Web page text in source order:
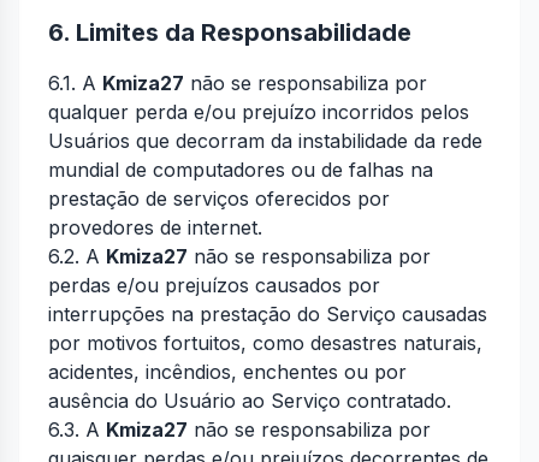
6. Limites da Responsabilidade
6.1. A Kmiza27 não se responsabiliza por
qualquer perda e/ou prejuízo incorridos pelos
Usuários que decorram da instabilidade da rede
mundial de computadores ou de falhas na
prestação de serviços oferecidos por
provedores de internet.
6.2. A Kmiza27 não se responsabiliza por
perdas e/ou prejuízos causados por
interrupções na prestação do Serviço causadas
por motivos fortuitos, como desastres naturais,
acidentes, incêndios, enchentes ou por
ausência do Usuário ao Serviço contratado.
6.3. A Kmiza27 não se responsabiliza por